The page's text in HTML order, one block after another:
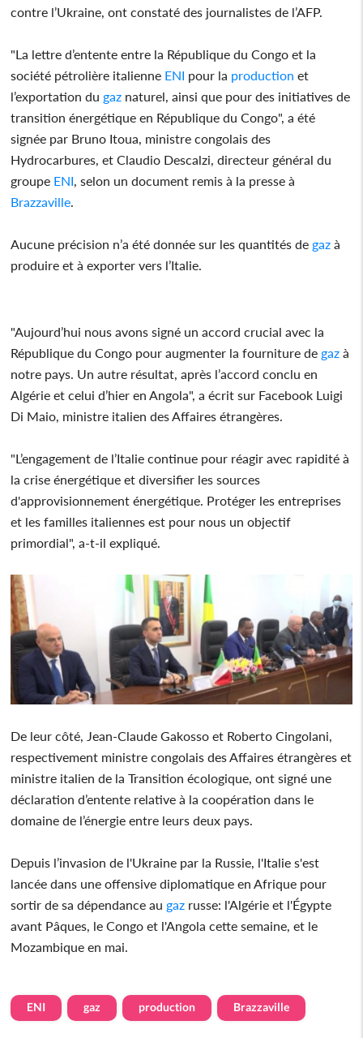
contre l’Ukraine, ont constaté des journalistes de l’AFP.
"La lettre d’entente entre la République du Congo et la
société pétrolière italienne ENI pour la production et
l’exportation du gaz naturel, ainsi que pour des initiatives de
transition énergétique en République du Congo", a été
signée par Bruno Itoua, ministre congolais des
Hydrocarbures, et Claudio Descalzi, directeur général du
groupe ENI , selon un document remis à la presse à
Brazzaville
Aucune précision n’a été donnée sur les quantités de gaz à
produire et à exporter vers l’Italie.
"Aujourd’hui nous avons signé un accord crucial avec la
République du Congo pour augmenter la fourniture de gaz à
notre pays. Un autre résultat, après l’accord conclu en
Algérie et celui d’hier en Angola", a écrit sur Facebook Luigi
Di Maio, ministre italien des Affaires étrangères.
"L’engagement de l’Italie continue pour réagir avec rapidité à
la crise énergétique et diversifier les sources
d'approvisionnement énergétique. Protéger les entreprises
et les familles italiennes est pour nous un objectif
primordial", a-t-il expliqué.
De leur côté, Jean-Claude Gakosso et Roberto Cingolani,
respectivement ministre congolais des Affaires étrangères et
ministre italien de la Transition écologique, ont signé une
déclaration d’entente relative à la coopération dans le
domaine de l’énergie entre leurs deux pays.
Depuis l’invasion de l'Ukraine par la Russie, l'Italie s'est
lancée dans une offensive diplomatique en Afrique pour
sortir de sa dépendance au gaz russe: l'Algérie et l'Égypte
avant Pâques, le Congo et l'Angola cette semaine, et le
Mozambique en mai.
ENI gaz production Brazzaville